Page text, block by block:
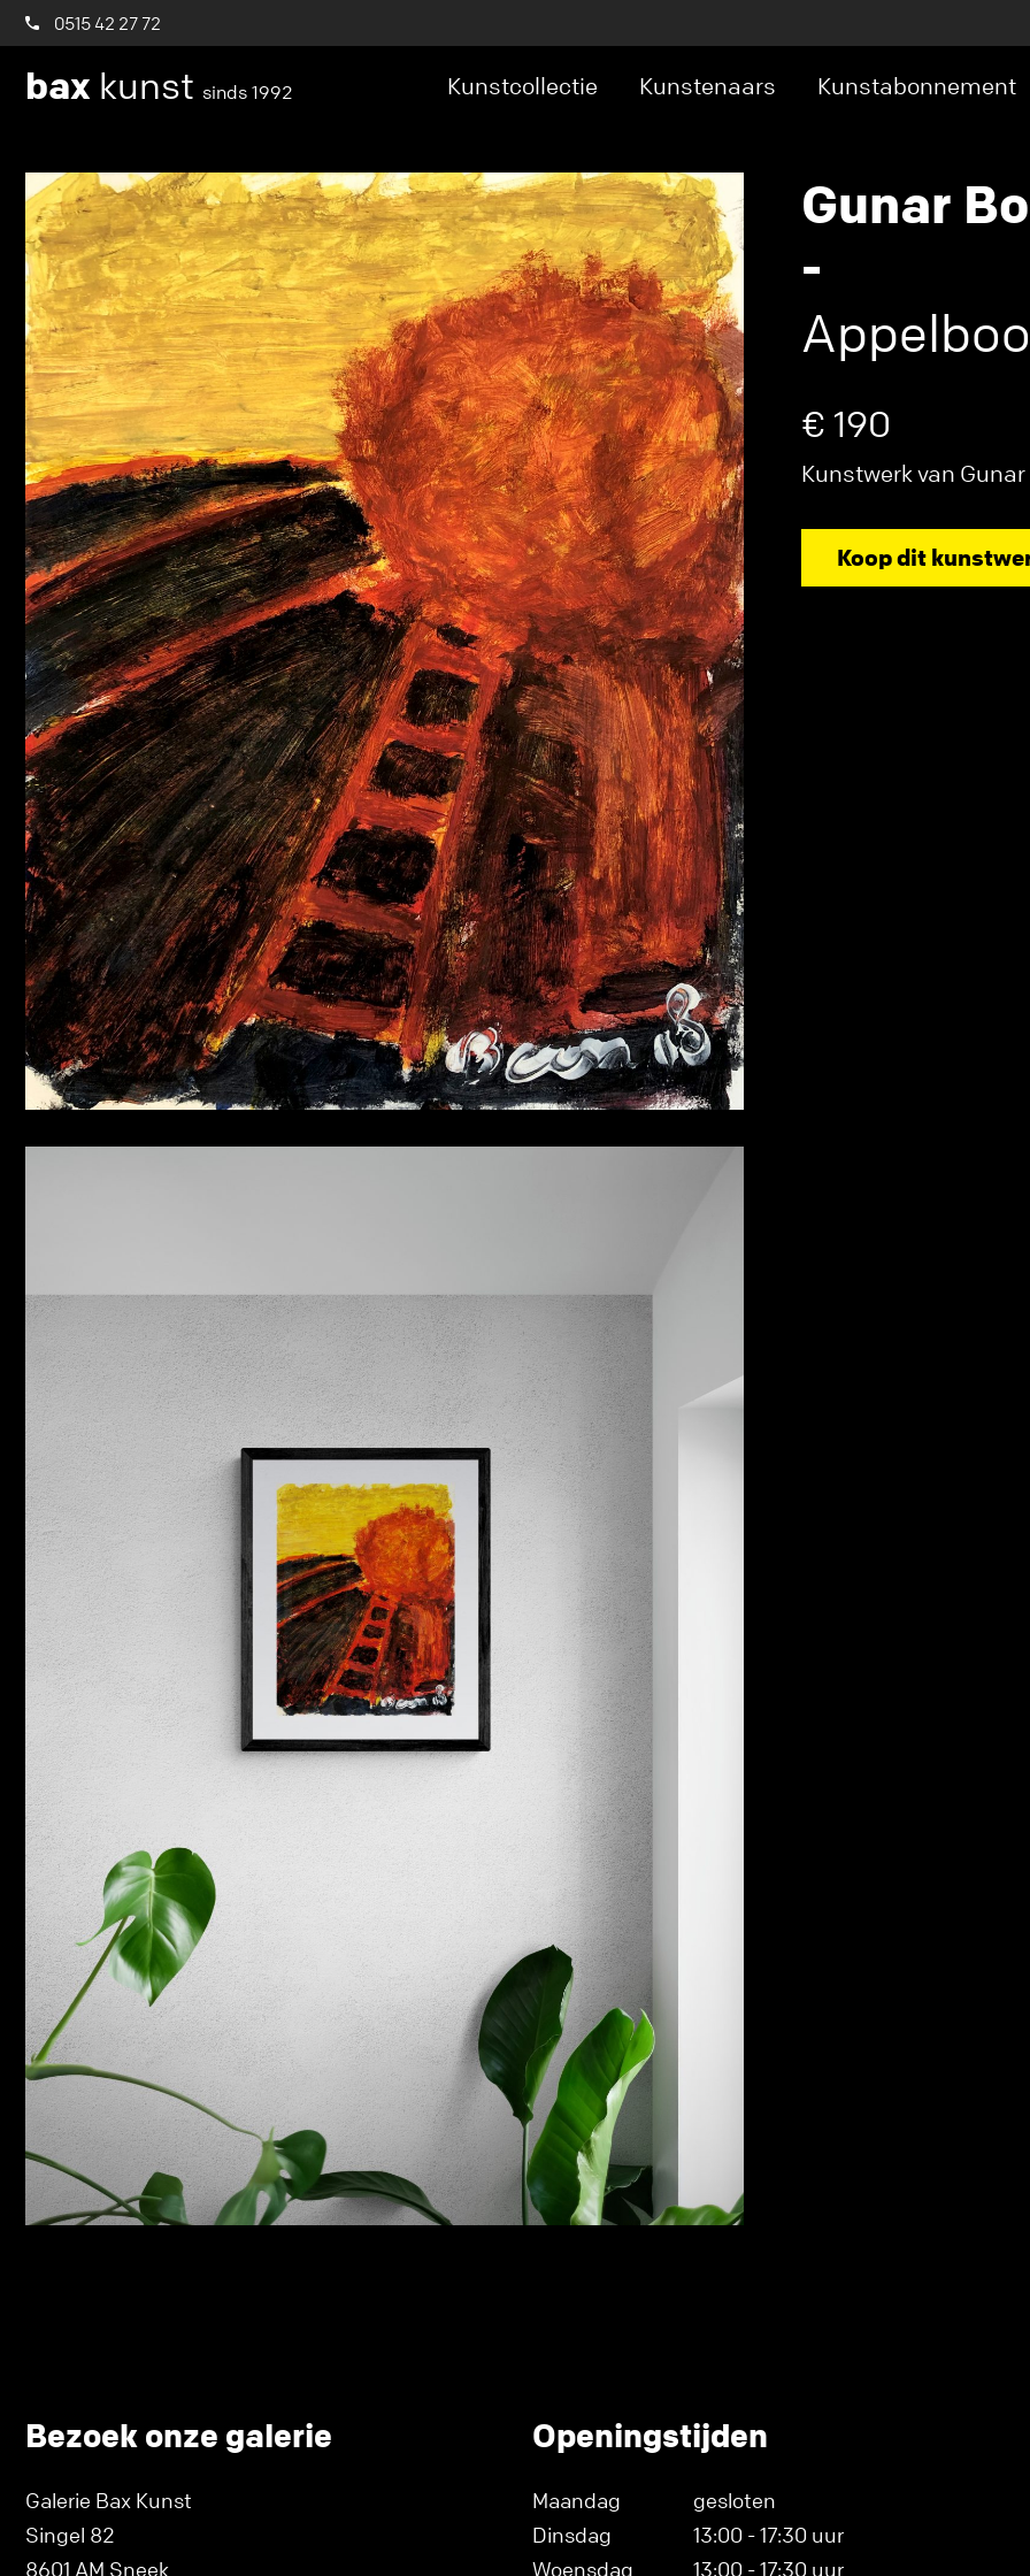
0515 42 27 72
bax kunst sinds 1992 Kunstcollectie Kunstenaars Kunstabonnement
Gunar
-
€ 190
Kunstwerk van
Koop dit
Bezoek onze galerie
Galerie Bax Kunst
Singel 82
8601 AM Sneek
Openingstijden
Maandag
gesloten
Dinsdag
13:00 - 17:30 uur
Woensdag
13:00 - 17:30 uur